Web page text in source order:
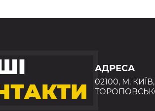
АДРЕСА
02100, М.